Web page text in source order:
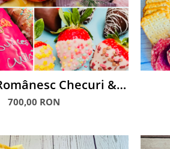
Checuri &
glasate
700,00 RON